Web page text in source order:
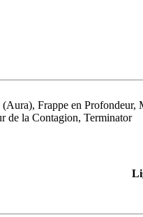
Frappe en Profondeur,
de la Contagion, Terminator